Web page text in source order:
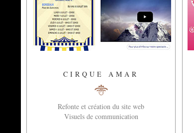
CIRQUE AMAR
Refonte et création du site web
Visuels de communication